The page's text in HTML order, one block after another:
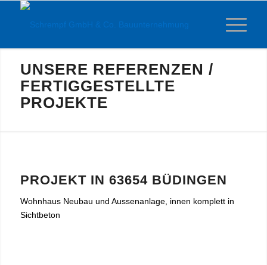
UNSERE REFERENZEN /
FERTIGGESTELLTE
PROJEKTE
PROJEKT IN 63654 BÜDINGEN
Wohnhaus Neubau und Aussenanlage, innen komplett in
Sichtbeton